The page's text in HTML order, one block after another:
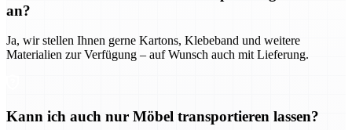
an?
Ja, wir stellen Ihnen gerne Kartons, Klebeband und weitere
Materialien zur Verfügung – auf Wunsch auch mit Lieferung.
Kann ich auch nur Möbel transportieren lassen?